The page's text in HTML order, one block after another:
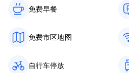
禁止吸烟。 (Auto-translated from
免费早餐‎
免费市区地图
自行车停放